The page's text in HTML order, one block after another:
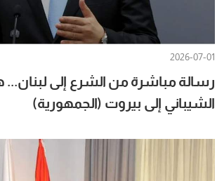
2026-07-01
رسالة مباشرة من الشرع إلى لبنان...
الشيباني إلى بيروت (الجمهورية)